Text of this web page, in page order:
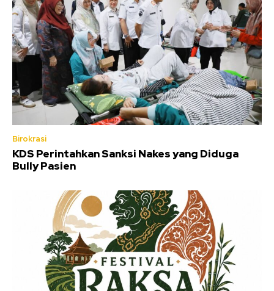
Birokrasi
KDS Perintahkan Sanksi Nakes yang Diduga
Bully Pasien